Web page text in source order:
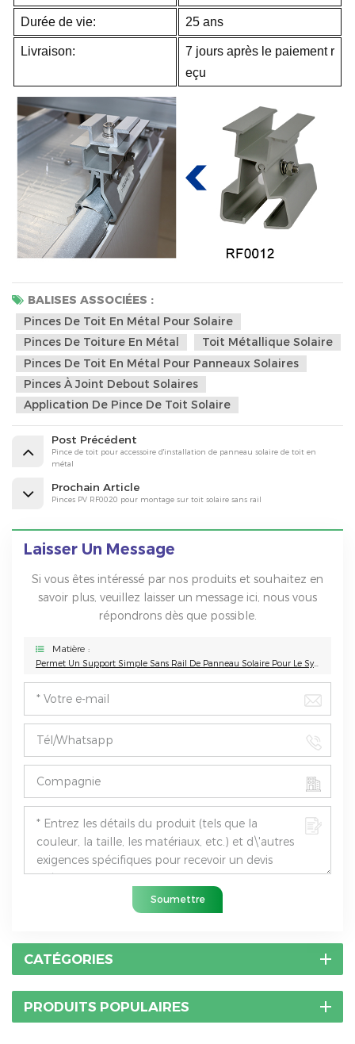
Durée de vie: 25 ans
Livraison:
7 jours après le paiement r
eçu
BALISES ASSOCIÉES :
Pinces De Toit En Métal Pour Solaire
Pinces De Toiture En Métal
Toit Métallique Solaire
Pinces De Toit En Métal Pour Panneaux Solaires
Pinces À Joint Debout Solaires
Application De Pince De Toit Solaire
Post Précédent
Pince de toit pour accessoire d'installation de panneau solaire de toit en
métal
Prochain Article
Pinces PV RF0020 pour montage sur toit solaire sans rail
Laisser Un Message
Si vous êtes intéressé par nos produits et souhaitez en
savoir plus, veuillez laisser un message ici, nous vous
répondrons dès que possible.
Matière :
Permet Un Support Simple Sans Rail De Panneau Solaire Pour Le Système De Montage Pv De Toit En Métal
Soumettre
CATÉGORIES
PRODUITS POPULAIRES